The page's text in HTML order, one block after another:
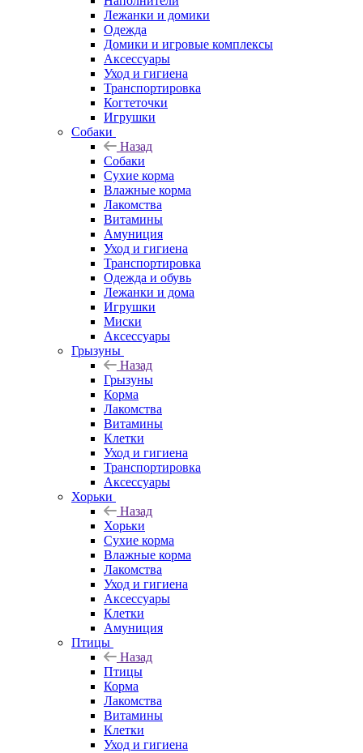
Лежанки и домики
Одежда
Домики и игровые комплексы
Аксессуары
Уход и гигиена
Транспортировка
Когтеточки
Игрушки
Собаки
Назад
Собаки
Сухие корма
Влажные корма
Лакомства
Витамины
Амуниция
Уход и гигиена
Транспортировка
Одежда и обувь
Лежанки и дома
Игрушки
Миски
Аксессуары
Грызуны
Назад
Грызуны
Корма
Лакомства
Витамины
Клетки
Уход и гигиена
Транспортировка
Аксессуары
Хорьки
Назад
Хорьки
Сухие корма
Влажные корма
Лакомства
Уход и гигиена
Аксессуары
Клетки
Амуниция
Птицы
Назад
Птицы
Корма
Лакомства
Витамины
Клетки
Уход и гигиена